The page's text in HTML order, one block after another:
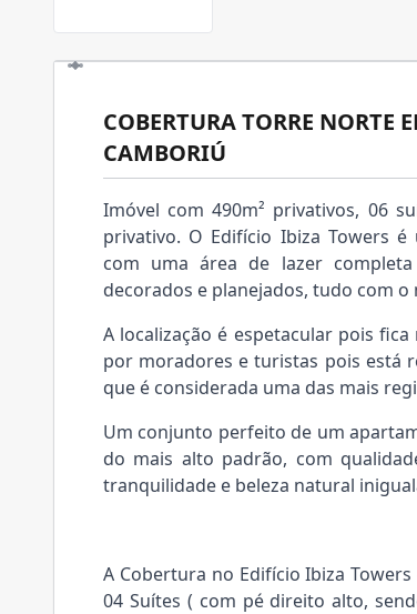
COBERTURA TORRE NORTE
CAMBORIÚ
Imóvel com 490m² privativos, 06
privativo. O Edifício Ibiza Towers
com uma área de lazer
decorados e planejados, tudo com o
A localização é espetacular pois
por moradores e turistas pois está
que é considerada uma das mais
Um conjunto perfeito de um
do mais alto padrão, com
tranquilidade e beleza natural
A Cobertura no Edifício Ibiza
04 Suítes ( com pé direito alto,